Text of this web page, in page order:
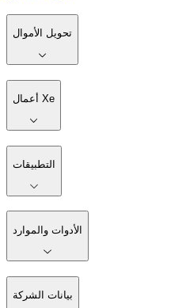
تحويل الأموال
أعمال Xe
التطبيقات
الأدوات والموارد
بيانات الشركة